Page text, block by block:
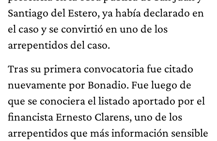
Santiago del Estero, ya había declarado en
el caso y se convirtió en uno de los
arrepentidos del caso.
Tras su primera convocatoria fue citado
nuevamente por Bonadio. Fue luego de
que se conociera el listado aportado por el
financista Ernesto Clarens, uno de los
arrepentidos que más información sensible